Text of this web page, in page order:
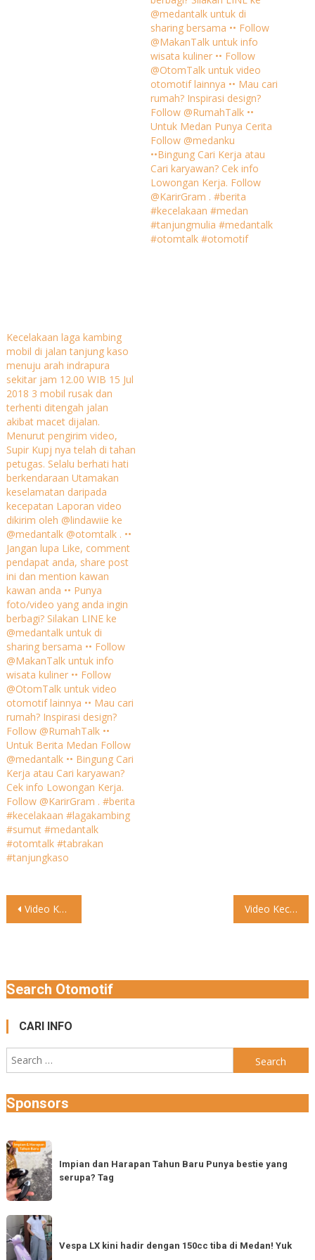
@medantalk untuk di
sharing bersama •• Follow
@MakanTalk untuk info
wisata kuliner •• Follow
@OtomTalk untuk video
otomotif lainnya •• Mau cari
rumah? Inspirasi design?
Follow @RumahTalk ••
Untuk Medan Punya Cerita
Follow @medanku
••Bingung Cari Kerja atau
Cari karyawan? Cek info
Lowongan Kerja. Follow
@KarirGram . #berita
#kecelakaan #medan
#tanjungmulia #medantalk
#otomtalk #otomotif
Kecelakaan laga kambing
mobil di jalan tanjung kaso
menuju arah indrapura
sekitar jam 12.00 WIB 15 Jul
2018 3 mobil rusak dan
terhenti ditengah jalan
akibat macet dijalan.
Menurut pengirim video,
Supir Kupj nya telah di tahan
petugas. Selalu berhati hati
berkendaraan Utamakan
keselamatan daripada
kecepatan Laporan video
dikirim oleh @lindawiie ke
@medantalk @otomtalk . ••
Jangan lupa Like, comment
pendapat anda, share post
ini dan mention kawan
kawan anda •• Punya
foto/video yang anda ingin
berbagi? Silakan LINE ke
@medantalk untuk di
sharing bersama •• Follow
@MakanTalk untuk info
wisata kuliner •• Follow
@OtomTalk untuk video
otomotif lainnya •• Mau cari
rumah? Inspirasi design?
Follow @RumahTalk ••
Untuk Berita Medan Follow
@medantalk •• Bingung Cari
Kerja atau Cari karyawan?
Cek info Lowongan Kerja.
Follow @KarirGram . #berita
#kecelakaan #lagakambing
#sumut #medantalk
#otomtalk #tabrakan
#tanjungkaso
Post
Video Kalau punya mobil mewah begitu, tidak usah bayar parkir Video Kecelakaan antara Truck tangki dengan mobil box Menurut pengirim
Search Otomotif
CARI INFO
Search
for:
Sponsors
Impian
dan
Harapan
Tahun
Baru
Punya
bestie
Impian dan Harapan Tahun Baru Punya bestie yang
serupa? Tag
Vespa
LX
kini
Vespa LX kini hadir dengan 150cc tiba di Medan! Yuk